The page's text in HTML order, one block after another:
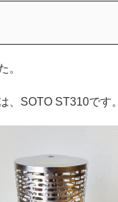
。
、SOTO ST310です。